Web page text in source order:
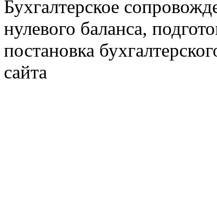
Бухгалтерское
нулевого баланса,
постановка
сайта